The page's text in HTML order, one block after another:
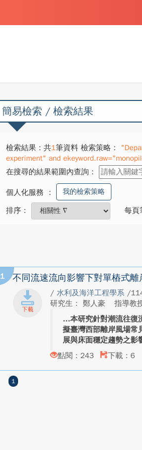
簡易檢索 / 檢索結果
檢索結果：共1筆資料 檢索策略：
experiment" and
在搜尋的結果範圍內查詢：
個人化服務 ： 我的檢索策略
排序： 每頁
1 不同流速流向影響下對單樁式
/ 水利及海洋工程學系 /
研究生： 鄭人豪
指導教
本研究針對潮流往復
擬臺灣西部離岸風場常
展與床面穩定趨勢之影
點閱：243
下載：6
1